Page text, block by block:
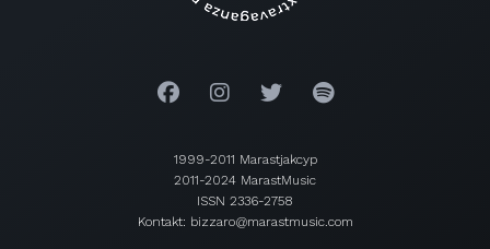
1999-2011 Marastjakcyp
2011-2024 MarastMusic
ISSN 2336-2758
Kontakt: bizzaro@marastmusic.com